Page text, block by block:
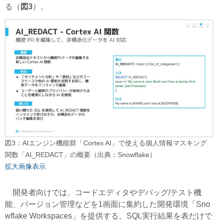
る（ 図3）。
図3：AIエンジン機能群「Cortex AI」で使える個人情報マスキング
関数「AI_REDACT」の概要（出典：Snowflake）
拡大画像表示
開発者向けでは、コードエディタやデバッグ/テスト機
能、バージョン管理などを1画面に集約した開発環境「Sno
wflake Workspaces」を提供する。SQL実行結果を表だけで